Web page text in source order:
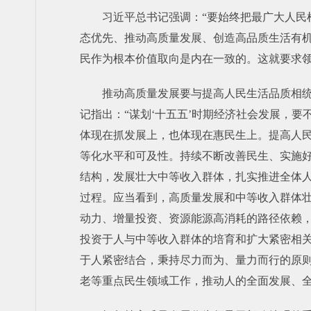
习近平总书记强调：“要始终把最广大人
态优先、推动高质量发展、创造高品质生活有
民作为根本价值取向是内在一致的。这就要求
推动高质量发展要与提高人民生活品质相
记指出：“谋划‘十五五’时期经济社会发展，
体现在抓发展上，也体现在惠民生上。提高人
等化水平和可及性。持续不断改善民生、实施
结构，发展壮大中等收入群体，扎实推进全体
过程。应当看到，高质量发展和中等收入群体
动力、增量投资、资源能源高消耗的路径依赖
投资于人与中等收入群体的培育和扩大紧密相
于人紧密结合，秉持尽力而为、量力而行的原
老等重点民生领域工作，推动人的全面发展、